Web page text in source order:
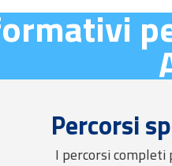
Percorsi
I percorsi completi